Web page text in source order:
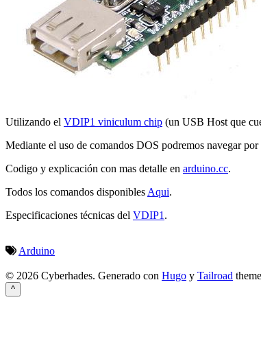
Utilizando el VDIP1 viniculum chip (un USB Host que
Mediante el uso de comandos DOS podremos navegar
Codigo y explicación con mas detalle en arduino.cc.
Todos los comandos disponibles Aqui.
Especificaciones técnicas del VDIP1 .
Arduino
© 2026 Cyberhades. Generado con Hugo y Tailroad
^